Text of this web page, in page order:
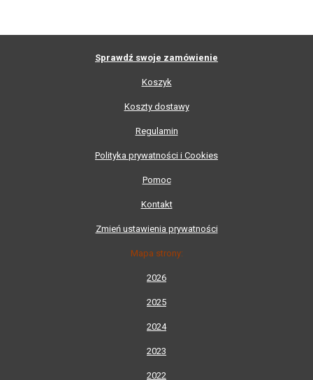
Sprawdź swoje zamówienie
Koszyk
Koszty dostawy
Regulamin
Polityka prywatności i Cookies
Pomoc
Kontakt
Zmień ustawienia prywatności
Mapa strony:
2026
2025
2024
2023
2022